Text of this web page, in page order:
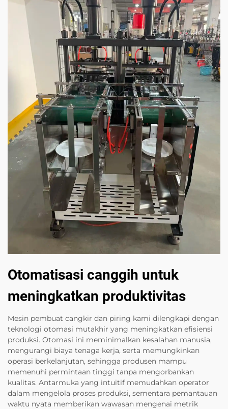
Otomatisasi canggih untuk
meningkatkan produktivitas
Mesin pembuat cangkir dan piring kami dilengkapi dengan
teknologi otomasi mutakhir yang meningkatkan efisiensi
produksi. Otomasi ini meminimalkan kesalahan manusia,
mengurangi biaya tenaga kerja, serta memungkinkan
operasi berkelanjutan, sehingga produsen mampu
memenuhi permintaan tinggi tanpa mengorbankan
kualitas. Antarmuka yang intuitif memudahkan operator
dalam mengelola proses produksi, sementara pemantauan
waktu nyata memberikan wawasan mengenai metrik